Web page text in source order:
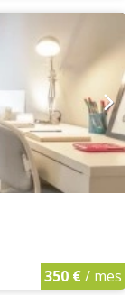
350 €/ mes